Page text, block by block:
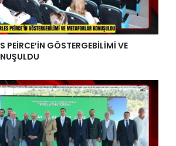
PEİRCE’İN GÖSTERGEBİLİMİ VE